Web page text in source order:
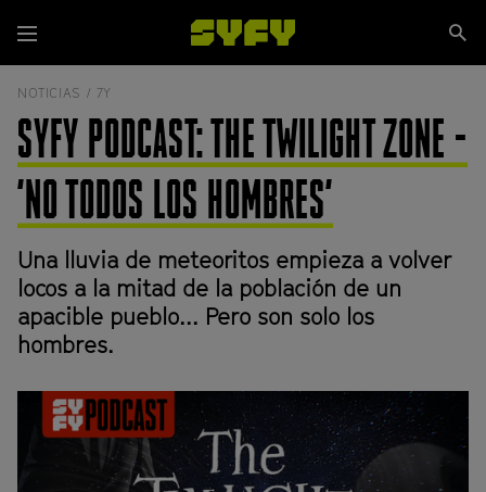
contenido
principal
Menú
NOTICIAS / 7Y
SYFY PODCAST: THE TWILIGHT ZONE -
'NO TODOS LOS HOMBRES'
Una lluvia de meteoritos empieza a volver
locos a la mitad de la población de un
apacible pueblo... Pero son solo los
hombres.